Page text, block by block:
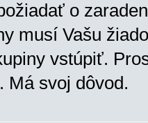
o
musí Vašu
vstúpiť.
Má svoj dôvod.